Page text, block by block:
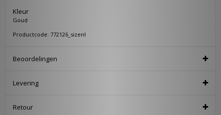
Kleur
Goud
Productcode: 772126_sizenl
Beoordelingen
Levering
Retour